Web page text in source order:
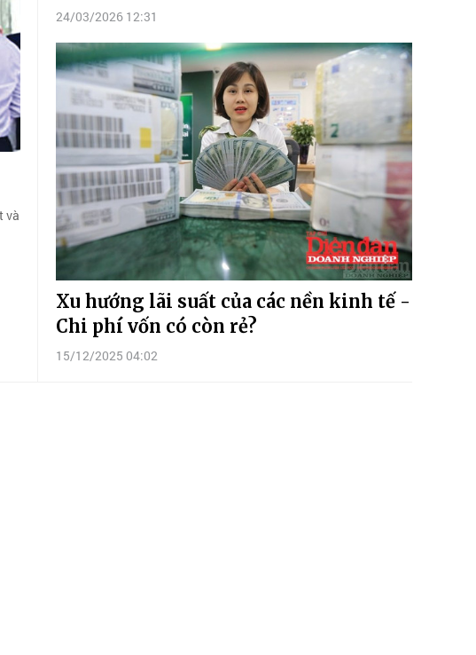
và
24/03/2026 12:31
Xu hướng lãi suất của các nền kinh tế -
Chi phí vốn có còn rẻ?
15/12/2025 04:02